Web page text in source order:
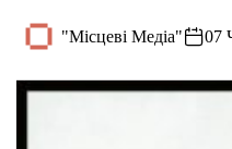
Тексти
"Місцеві Медіа" 07